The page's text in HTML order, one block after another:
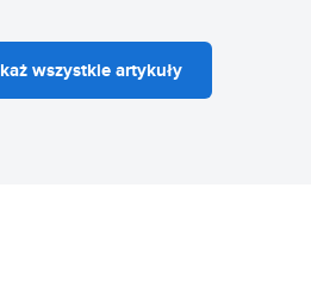
wszystkie artykuły